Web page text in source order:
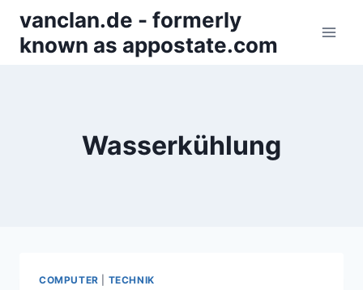
Inhalt
springen
vanclan.de - formerly
known as appostate.com
Wasserkühlung
COMPUTER TECHNIK